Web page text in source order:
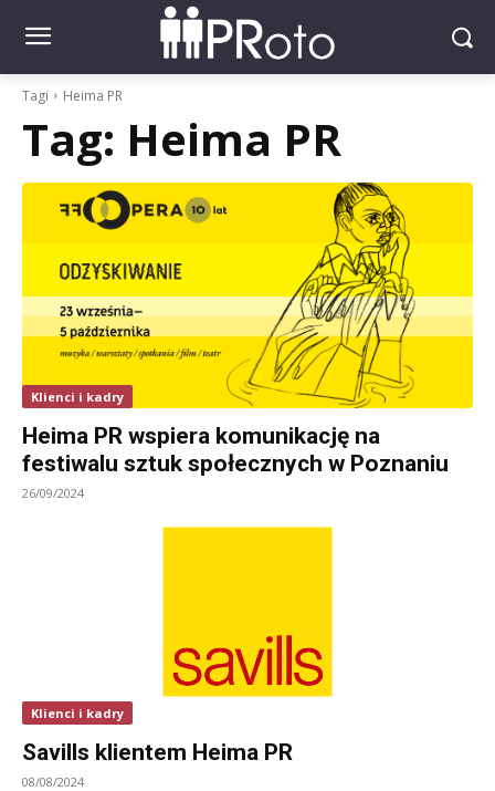
Tagi Heima PR
Tag: Heima PR
Klienci i kadry
Heima PR wspiera komunikację na
festiwalu sztuk społecznych w Poznaniu
26/09/2024
Klienci i kadry
Savills klientem Heima PR
08/08/2024